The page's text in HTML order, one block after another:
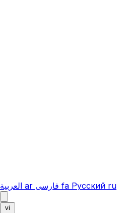
العربية ar فارسی fa Русский ru
vi